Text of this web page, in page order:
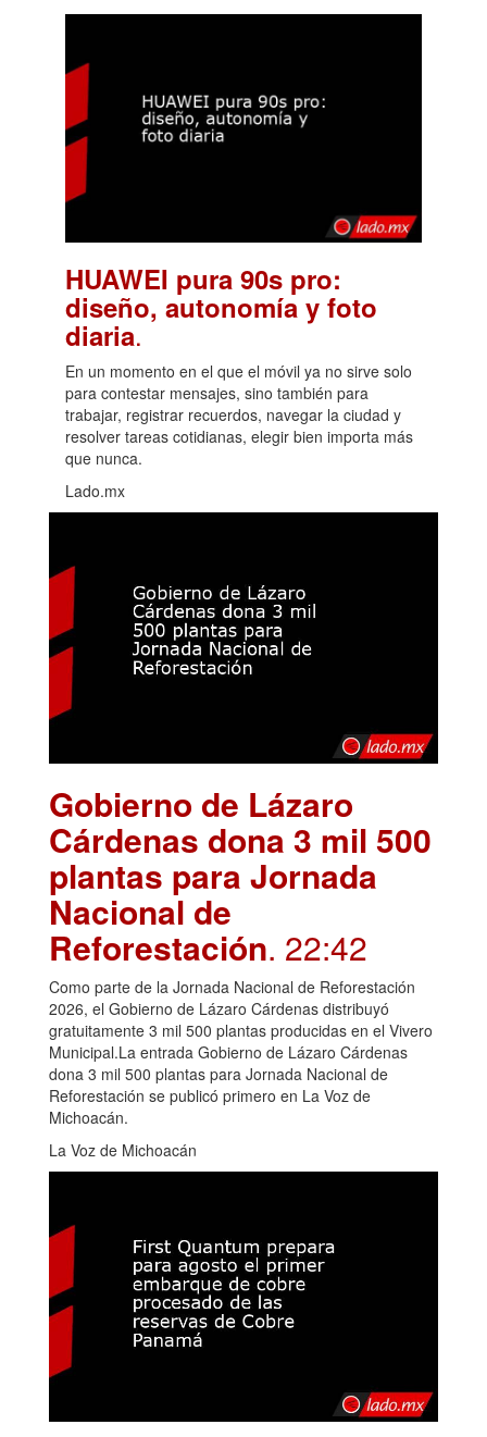
HUAWEI pura 90s pro:
diseño, autonomía y foto
diaria.
En un momento en el que el móvil ya no sirve solo
para contestar mensajes, sino también para
trabajar, registrar recuerdos, navegar la ciudad y
resolver tareas cotidianas, elegir bien importa más
que nunca.
Lado.mx
Gobierno de Lázaro
Cárdenas dona 3 mil 500
plantas para Jornada
Nacional de
Reforestación. 22:42
Como parte de la Jornada Nacional de Reforestación
2026, el Gobierno de Lázaro Cárdenas distribuyó
gratuitamente 3 mil 500 plantas producidas en el Vivero
Municipal.La entrada Gobierno de Lázaro Cárdenas
dona 3 mil 500 plantas para Jornada Nacional de
Reforestación se publicó primero en La Voz de
Michoacán.
La Voz de Michoacán